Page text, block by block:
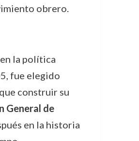
obrero.
la política
fue elegido
construir su
General de
en la historia